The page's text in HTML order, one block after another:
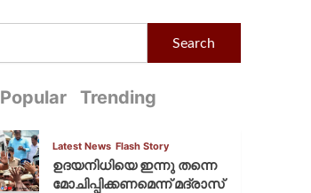
Search
Popular Trending
Latest News Flash Story
ഉദയനിധിയെ ഇന്നു തന്നെ
മോചിപ്പിക്കണമെന്ന് മദ്രാസ്